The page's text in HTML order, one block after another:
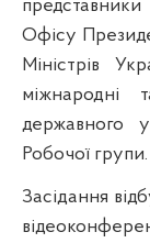
Офісу
Міністрів
міжнародні
державного
Робочої групи.
Засідання